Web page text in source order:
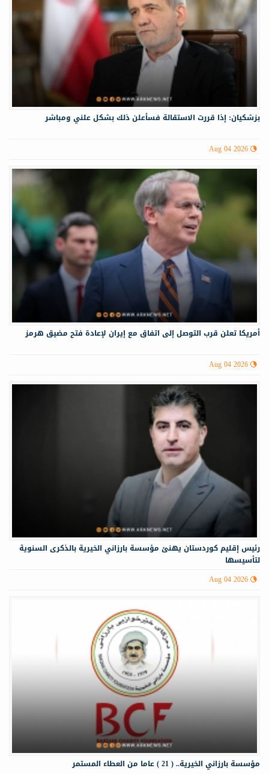
بزشكيان: إذا قررت الاستقالة فسأعلن ذلك بشكل علني ومباشر
Aug 04 2026
أمريكا تعلن قرب التوصل إلى اتفاق مع إيران لإعادة فتح مضيق هرمز
Aug 04 2026
رئيس إقليم كوردستان يهنئ مؤسسة بارزاني الخيرية بالذكرى السنوية
لتأسيسها
Aug 04 2026
مؤسسة بارزاني الخيرية.. ( 21 ) عاما من العطاء المستمر